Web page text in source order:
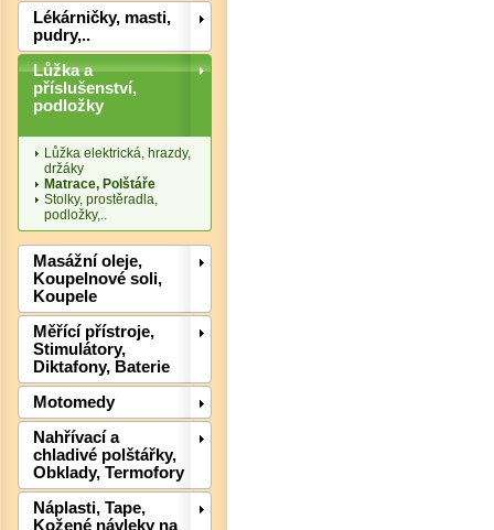
Lékárničky, masti,
pudry,..
Lůžka a
příslušenství,
podložky
Lůžka elektrická, hrazdy,
držáky
Matrace, Polštáře
Stolky, prostěradla,
podložky,..
Masážní oleje,
Koupelnové soli,
Koupele
Měřící přístroje,
Stimulátory,
Diktafony, Baterie
Motomedy
Nahřívací a
chladivé polštářky,
Obklady, Termofory
Náplasti, Tape,
Kožené návleky na